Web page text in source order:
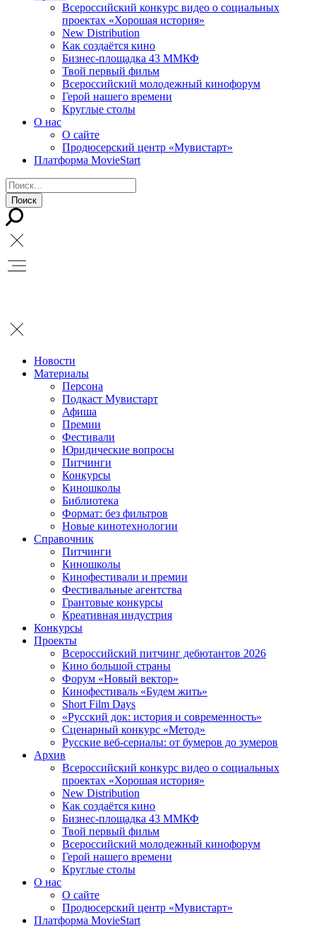
Всероссийский конкурс видео о социальных
проектах «Хорошая история»
New Distribution
Как создаётся кино
Бизнес-площадка 43 ММКФ
Твой первый фильм
Всероссийский молодежный кинофорум
Герой нашего времени
Круглые столы
О нас
О сайте
Продюсерский центр «Мувистарт»
Платформа MovieStart
Новости
Материалы
Персона
Подкаст Мувистарт
Афиша
Премии
Фестивали
Юридические вопросы
Питчинги
Конкурсы
Киношколы
Библиотека
Формат: без фильтров
Новые кинотехнологии
Справочник
Питчинги
Киношколы
Кинофестивали и премии
Фестивальные агентства
Грантовые конкурсы
Креативная индустрия
Конкурсы
Проекты
Всероссийский питчинг дебютантов 2026
Кино большой страны
Форум «Новый вектор»
Кинофестиваль «Будем жить»
Short Film Days
«Русский док: история и современность»
Сценарный конкурс «Метод»
Русские веб-сериалы: от бумеров до зумеров
Архив
Всероссийский конкурс видео о социальных
проектах «Хорошая история»
New Distribution
Как создаётся кино
Бизнес-площадка 43 ММКФ
Твой первый фильм
Всероссийский молодежный кинофорум
Герой нашего времени
Круглые столы
О нас
О сайте
Продюсерский центр «Мувистарт»
Платформа MovieStart